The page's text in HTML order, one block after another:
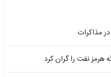
هرمز نفت را گران کرد